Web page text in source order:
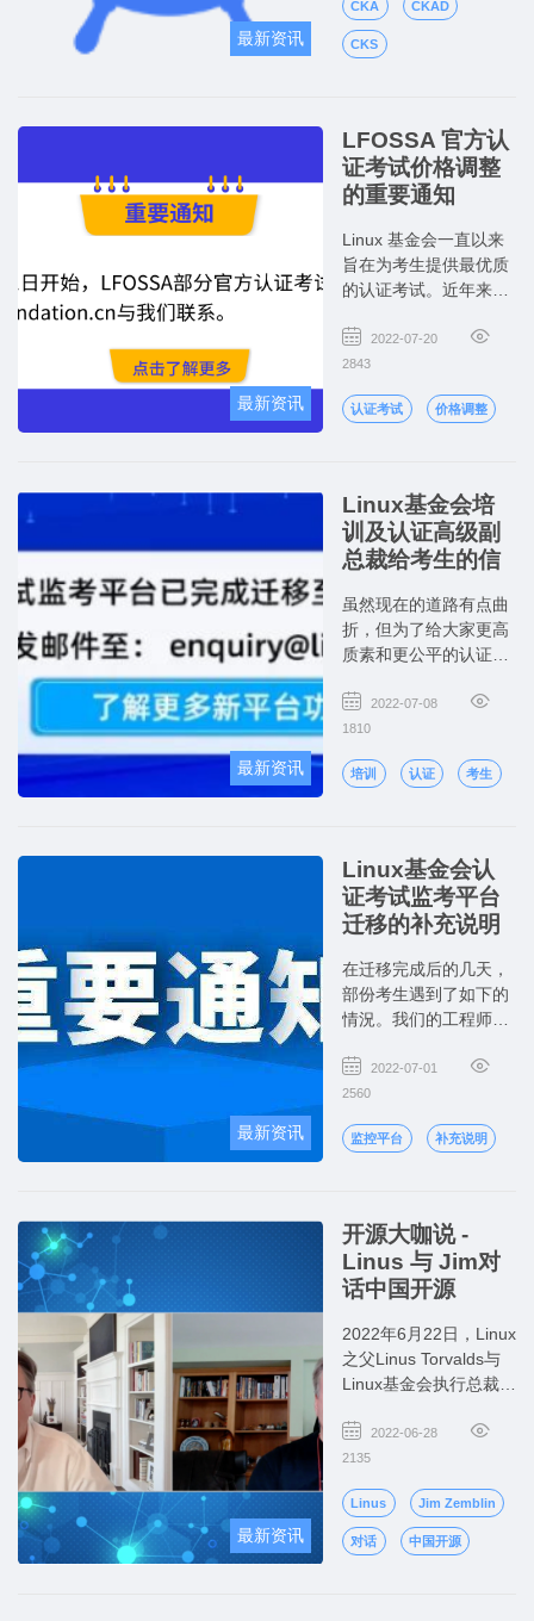
最新资讯
CKA CKAD
CKS
最新资讯
LFOSSA 官方认
证考试价格调整
的重要通知
Linux 基金会一直以来
旨在为考生提供最优质
的认证考试。近年来，
持成本上涨，我们将从
2022年8月1日起进行适
2022-07-20
2843
认证考试 价格调整
最新资讯
Linux基金会培
训及认证高级副
总裁给考生的信
虽然现在的道路有点曲
折，但为了给大家更高
质素和更公平的认证考
非常值得的。
2022-07-08
1810
培训 认证 考生
最新资讯
Linux基金会认
证考试监考平台
迁移的补充说明
在迁移完成后的几天，
部份考生遇到了如下的
情況。我们的工程师和
今为止所有报告的问
题。我们将继续改进考
所有考生遇到的问题。
2022-07-01
2560
监控平台 补充说明
最新资讯
开源大咖说 -
Linus 与 Jim对
话中国开源
2022年6月22日，Linux
之父Linus Torvalds与
Linux基金会执行总裁
区线上活动 -
OpenCloudOS社区开
的开源对话，分享了
Linux内核的发展、开源
安全、以及就中国开源
2022-06-28
2135
Linus Jim Zemblin
对话 中国开源